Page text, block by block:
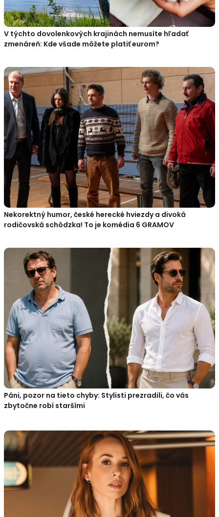
V týchto dovolenkových krajinách nemusíte hľadať
zmenáreň: Kde všade môžete platiť eurom?
Nekorektný humor, české herecké hviezdy a divoká
rodičovská schôdzka! To je komédia 6 GRAMOV
Páni, pozor na tieto chyby: Stylisti prezradili, čo vás
zbytočne robí staršími